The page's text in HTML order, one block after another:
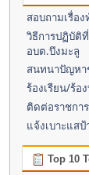
สอบถามเรื่อง
วิธีการปฏิบัติ
อบต.บึงมะลู
สนทนาปัญหา
ร้องเรียน/ร้อ
ติดต่อราชการ
แจ้งเบาะแส
Top 10